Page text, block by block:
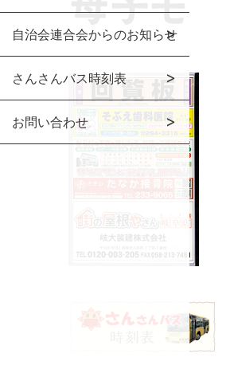
自治会連合会からのお知らせ
さんさんバス時刻表
お問い合わせ